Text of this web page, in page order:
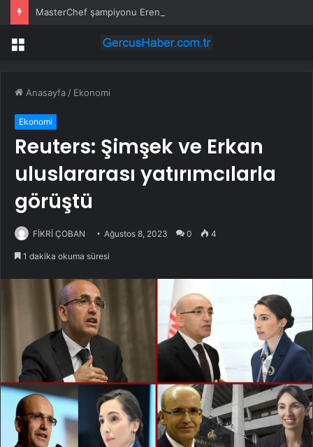
Menü
Anasayfa / Ekonomi
Ekonomi
Reuters: Şimşek ve Erkan
uluslararası yatırımcılarla
görüştü
FİKRİ ÇOBAN Ağustos 8, 2023 0 4
1 dakika okuma süresi